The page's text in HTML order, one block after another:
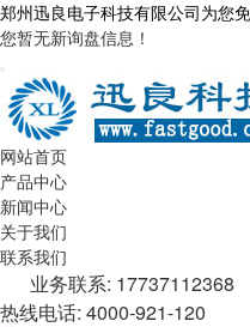
郑州迅良电子科技有限公司为您
您暂无新询盘信息！
网站首页
产品中心
新闻中心
关于我们
联系我们
业务联系: 17737112368
热线电话: 4000-921-120